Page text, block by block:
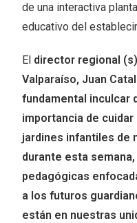
de una interactiva
educativo del
El director regional
Valparaíso, Juan
fundamental inculcar
importancia de
jardines infantiles de
durante esta
pedagógicas
a los futuros
están en nuestras